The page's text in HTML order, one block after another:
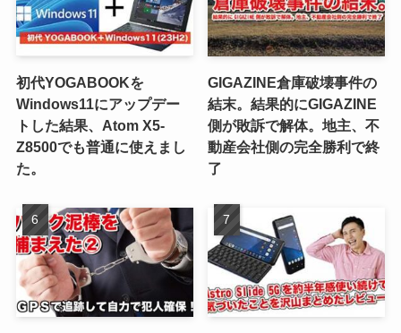
初代YOGABOOKを
Windows11にアップデー
トした結果、Atom X5-
Z8500でも普通に使えまし
た。
GIGAZINE倉庫破壊事件の
結末。結果的にGIGAZINE
側が敗訴で解体。地主、不
動産会社側の完全勝利で終
了